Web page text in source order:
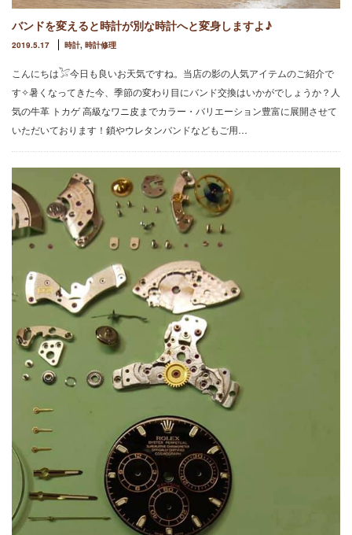
バンドを変えると時計が別な時計へと変身しますよ♪
2019.5.17 時計, 時計修理
こんにちは𓅯今日も良いお天気ですね。当店の影の人気アイテムのご紹介で
す✧暑くなってきた今、季節の変わり目にバンド交換はいかがでしょうか？人
気の牛革 トカゲ 高級なワニ皮までカラー・バリエーション豊富に展開させて
いただいております！鎖やウレタンバンドなどもご用…